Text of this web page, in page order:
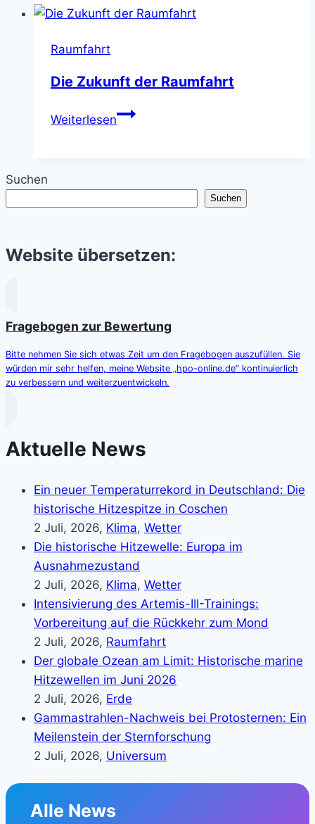
Raumfahrt
Raumfahrt
Die Zukunft der Raumfahrt
WeiterlesenDie
Suchen
Suchen
Website übersetzen:
Fragebogen zur Bewertung
Bitte nehmen Sie sich etwas Zeit um den Fragebogen auszufüllen. Sie
würden mir sehr helfen, meine Website „hpo-online.de“ kontinuierlich
zu verbessern und weiterzuentwickeln.
Aktuelle News
Ein neuer Temperaturrekord in Deutschland: Die
historische Hitzespitze in Coschen
2 Juli, 2026, Klima, Wetter
Die historische Hitzewelle: Europa im
Ausnahmezustand
2 Juli, 2026, Klima, Wetter
Intensivierung des Artemis-III-Trainings:
Vorbereitung auf die Rückkehr zum Mond
2 Juli, 2026, Raumfahrt
Der globale Ozean am Limit: Historische marine
Hitzewellen im Juni 2026
2 Juli, 2026, Erde
Gammastrahlen-Nachweis bei Protosternen: Ein
Meilenstein der Sternforschung
2 Juli, 2026, Universum
Alle News